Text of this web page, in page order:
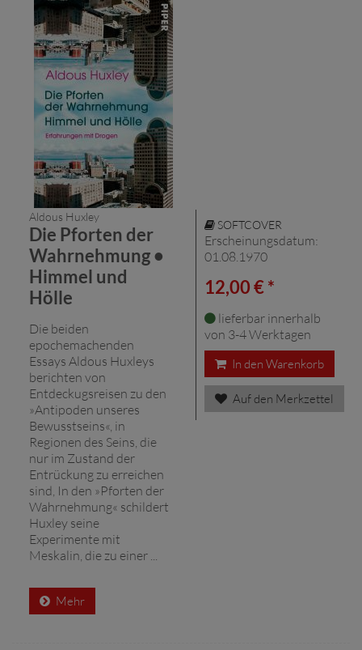
Aldous Huxley
Die Pforten der
Wahrnehmung •
Himmel und
Hölle
Die beiden
epochemachenden
Essays Aldous Huxleys
berichten von
Entdeckugsreisen zu den
»Antipoden unseres
Bewusstseins«, in
Regionen des Seins, die
nur im Zustand der
Entrückung zu erreichen
sind, In den »Pforten der
Wahrnehmung« schildert
Huxley seine
Experimente mit
Meskalin, die zu einer ...
Mehr
SOFTCOVER
Erscheinungsdatum:
01.08.1970
12,00 € *
lieferbar innerhalb
von 3-4 Werktagen
In den Warenkorb
Auf den Merkzettel